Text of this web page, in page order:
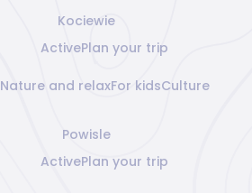
Kociewie
ActivePlan your trip
Nature and relaxFor kidsCulture
Powisle
ActivePlan your trip